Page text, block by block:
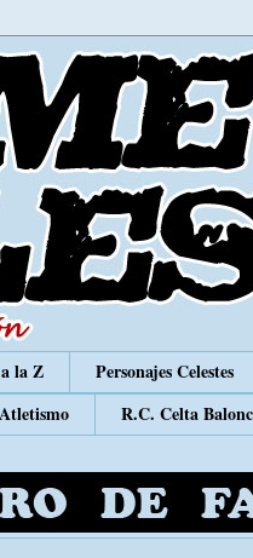
la Z Personajes Celestes
R.C. Celta